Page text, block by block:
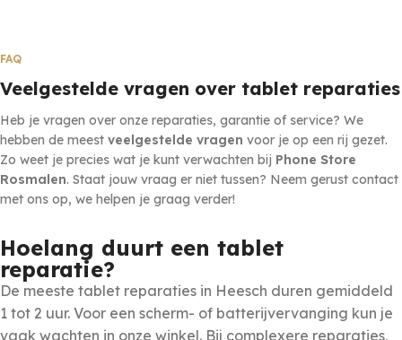
FAQ
Veelgestelde vragen over tablet reparaties
Heb je vragen over onze reparaties, garantie of service? We
hebben de meest veelgestelde vragen voor je op een rij gezet.
Zo weet je precies wat je kunt verwachten bij Phone Store
Rosmalen. Staat jouw vraag er niet tussen? Neem gerust contact
met ons op, we helpen je graag verder!
Hoelang duurt een tablet
reparatie?
De meeste tablet reparaties in Heesch duren gemiddeld
1 tot 2 uur. Voor een scherm- of batterijvervanging kun je
vaak wachten in onze winkel. Bij complexere reparaties,